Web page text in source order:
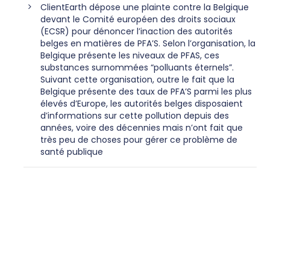
ClientEarth dépose une plainte contre la Belgique
devant le Comité européen des droits sociaux
(ECSR) pour dénoncer l’inaction des autorités
belges en matières de PFA’S. Selon l’organisation, la
Belgique présente les niveaux de PFAS, ces
substances surnommées “polluants éternels”.
Suivant cette organisation, outre le fait que la
Belgique présente des taux de PFA’S parmi les plus
élevés d’Europe, les autorités belges disposaient
d’informations sur cette pollution depuis des
années, voire des décennies mais n’ont fait que
très peu de choses pour gérer ce problème de
santé publique